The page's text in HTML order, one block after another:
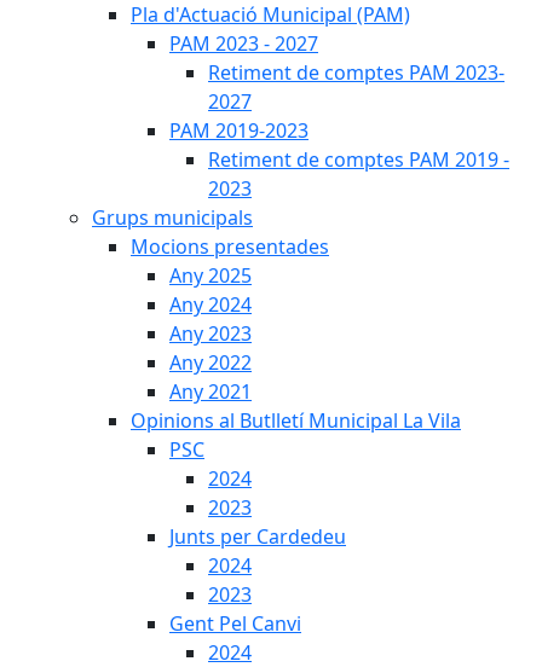
Pla d'Actuació Municipal (PAM)
PAM 2023 - 2027
Retiment de comptes PAM 2023-
2027
PAM 2019-2023
Retiment de comptes PAM 2019 -
2023
Grups municipals
Mocions presentades
Any 2025
Any 2024
Any 2023
Any 2022
Any 2021
Opinions al Butlletí Municipal La Vila
PSC
2024
2023
Junts per Cardedeu
2024
2023
Gent Pel Canvi
2024